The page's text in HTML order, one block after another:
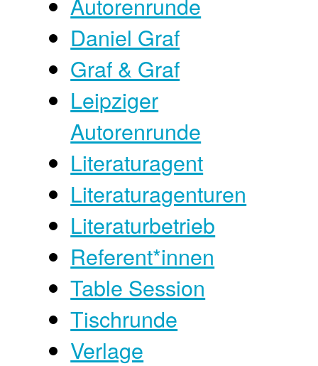
Daniel Graf
Graf & Graf
Leipziger
Autorenrunde
Literaturagent
Literaturagenturen
Literaturbetrieb
Referent*innen
Table Session
Tischrunde
Verlage